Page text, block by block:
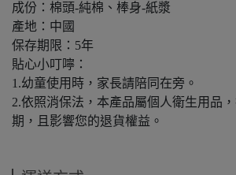
成份：棉頭-純棉、棒身-紙漿
產地：中國
保存期限：5年
貼心小叮嚀：
1.幼童使用時，家長請陪同在旁。
2.依照消保法，本產品屬個人衛生用品
期，且影響您的退貨權益。